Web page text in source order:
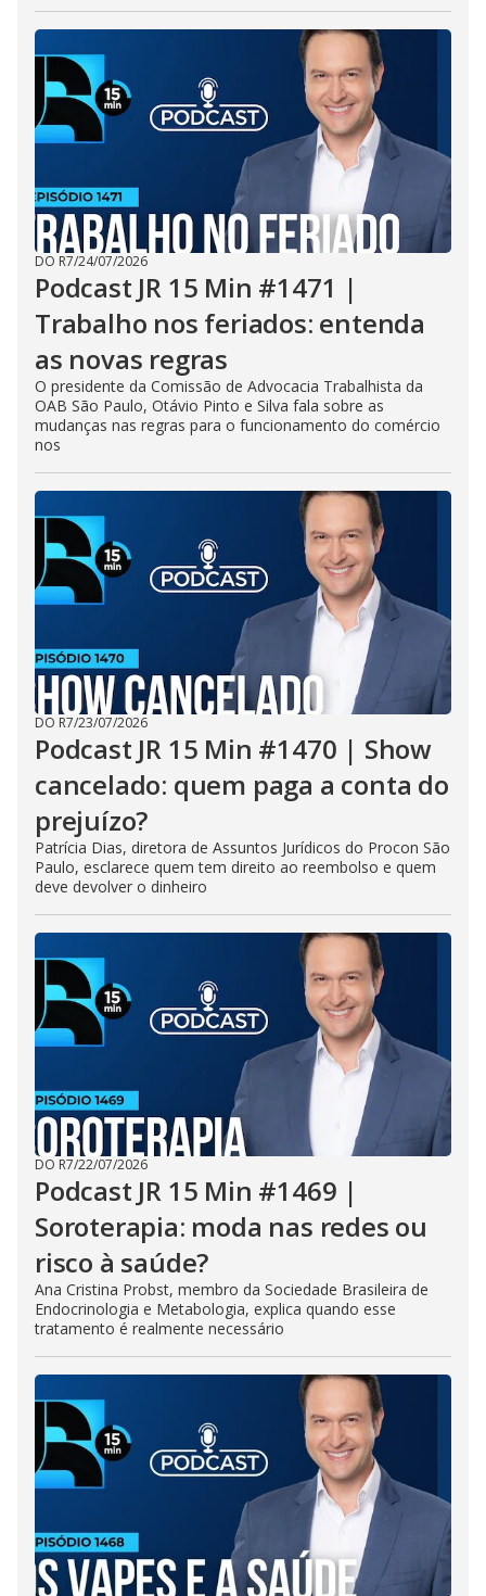
DO R7/24/07/2026
Podcast JR 15 Min #1471 |
Trabalho nos feriados: entenda
as novas regras
O presidente da Comissão de Advocacia Trabalhista da
OAB São Paulo, Otávio Pinto e Silva fala sobre as
mudanças nas regras para o funcionamento do comércio
nos
DO R7/23/07/2026
Podcast JR 15 Min #1470 | Show
cancelado: quem paga a conta do
prejuízo?
Patrícia Dias, diretora de Assuntos Jurídicos do Procon São
Paulo, esclarece quem tem direito ao reembolso e quem
deve devolver o dinheiro
DO R7/22/07/2026
Podcast JR 15 Min #1469 |
Soroterapia: moda nas redes ou
risco à saúde?
Ana Cristina Probst, membro da Sociedade Brasileira de
Endocrinologia e Metabologia, explica quando esse
tratamento é realmente necessário